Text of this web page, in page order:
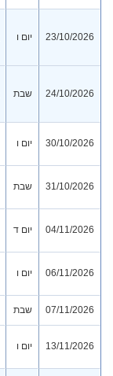
23/10/2026 יום ו
24/10/2026 שבת
30/10/2026 יום ו
31/10/2026 שבת
04/11/2026 יום ד
06/11/2026 יום ו
07/11/2026 שבת
13/11/2026 יום ו